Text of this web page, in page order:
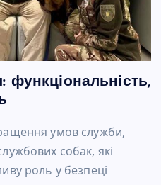
функціональність,
умов служби,
собак, які
роль у безпеці